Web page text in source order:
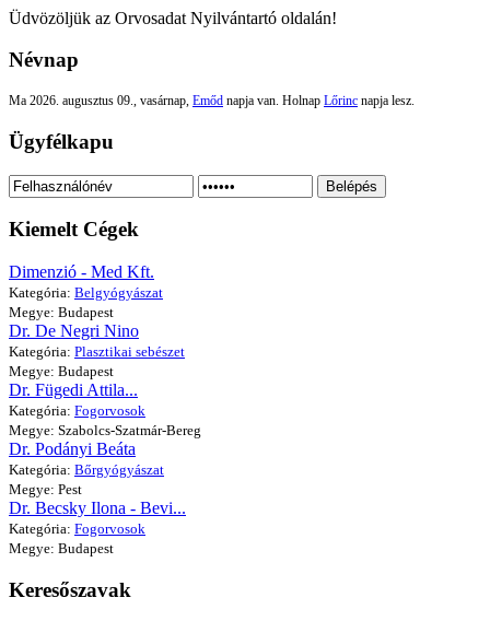
Üdvözöljük az Orvosadat Nyilvántartó oldalán!
Névnap
Ma 2026. augusztus 09., vasárnap, Emőd napja van. Holnap Lőrinc napja lesz.
Ügyfélkapu
Belépés
Kiemelt Cégek
Dimenzió - Med Kft.
Kategória: Belgyógyászat
Megye: Budapest
Dr. De Negri Nino
Kategória: Plasztikai sebészet
Megye: Budapest
Dr. Fügedi Attila...
Kategória: Fogorvosok
Megye: Szabolcs-Szatmár-Bereg
Dr. Podányi Beáta
Kategória: Bőrgyógyászat
Megye: Pest
Dr. Becsky Ilona - Bevi...
Kategória: Fogorvosok
Megye: Budapest
Keresőszavak